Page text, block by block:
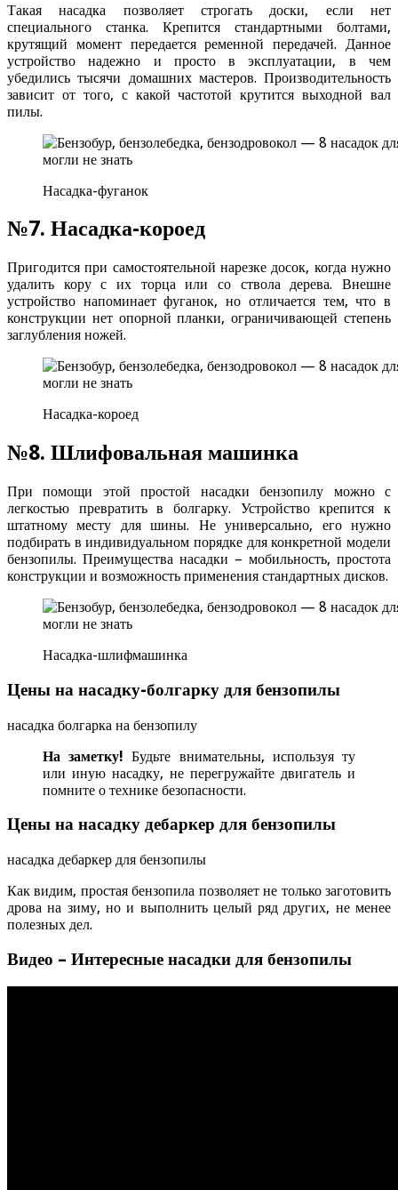
Такая насадка позволяет строгать доски, если нет
специального станка. Крепится стандартными болтами,
крутящий момент передается ременной передачей. Данное
устройство надежно и просто в эксплуатации, в чем
убедились тысячи домашних мастеров. Производительность
зависит от того, с какой частотой крутится выходной вал
пилы.
Насадка-фуганок
№7. Насадка-короед
Пригодится при самостоятельной нарезке досок, когда нужно
удалить кору с их торца или со ствола дерева. Внешне
устройство напоминает фуганок, но отличается тем, что в
конструкции нет опорной планки, ограничивающей степень
заглубления ножей.
Насадка-короед
№8. Шлифовальная машинка
При помощи этой простой насадки бензопилу можно с
легкостью превратить в болгарку. Устройство крепится к
штатному месту для шины. Не универсально, его нужно
подбирать в индивидуальном порядке для конкретной модели
бензопилы. Преимущества насадки – мобильность, простота
конструкции и возможность применения стандартных дисков.
Насадка-шлифмашинка
Цены на насадку-болгарку для бензопилы
насадка болгарка на бензопилу
На заметку! Будьте внимательны, используя ту
или иную насадку, не перегружайте двигатель и
помните о технике безопасности.
Цены на насадку дебаркер для бензопилы
насадка дебаркер для бензопилы
Как видим, простая бензопила позволяет не только заготовить
дрова на зиму, но и выполнить целый ряд других, не менее
полезных дел.
Видео – Интересные насадки для бензопилы